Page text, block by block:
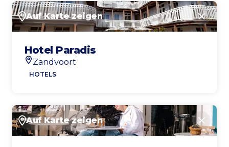
Auf Karte zeigen
Hotel Paradis
Zandvoort
HOTELS
Auf Karte zeigen